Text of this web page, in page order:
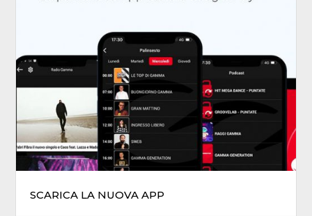
SCARICA LA NUOVA APP